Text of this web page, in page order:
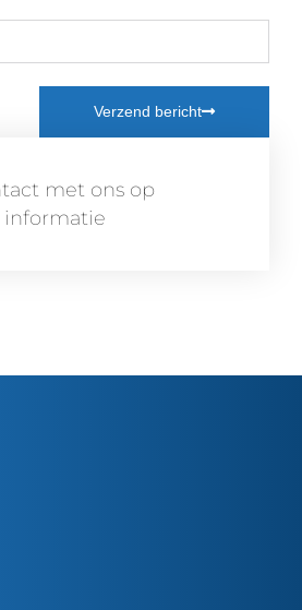
Verzend bericht
met ons op
informatie